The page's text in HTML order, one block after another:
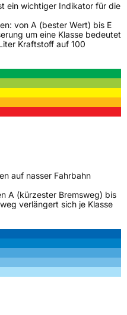
ein wichtiger Indikator für die
von A (bester Wert) bis E
um eine Klasse bedeutet
Kraftstoff auf 100
auf nasser Fahrbahn
A (kürzester Bremsweg) bis
verlängert sich je Klasse